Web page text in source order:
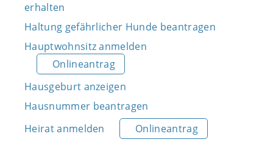
erhalten
Haltung gefährlicher Hunde beantragen
Hauptwohnsitz anmelden
Onlineantrag
Hausgeburt anzeigen
Hausnummer beantragen
Heirat anmelden
Onlineantrag